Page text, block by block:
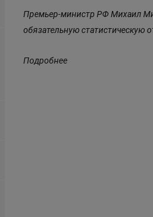
Премьер-министр РФ Михаил
обязательную статистическую
Подробнее